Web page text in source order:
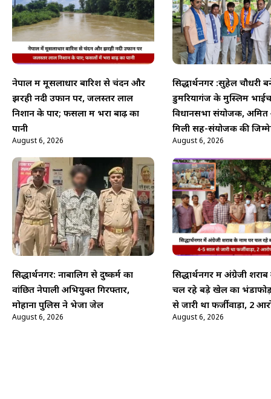
नेपाल में मूसलाधार बारिश से चंदन और
झरही नदी उफान पर, जलस्तर लाल
निशान के पार; फसलों में भरा बाढ़ का
पानी
August 6, 2026
सिद्धार्थनगर :सुहेल चौधरी
डुमरियागंज के मुस्लिम
विधानसभा संयोजक,
मिली सह-संयोजक की
August 6, 2026
सिद्धार्थनगर: नाबालिग से दुष्कर्म का
वांछित नेपाली अभियुक्त गिरफ्तार,
मोहाना पुलिस ने भेजा जेल
August 6, 2026
सिद्धार्थनगर में अंग्रेजी
चल रहे बड़े खेल का
से जारी था फर्जीवाड़ा, 2
August 6, 2026